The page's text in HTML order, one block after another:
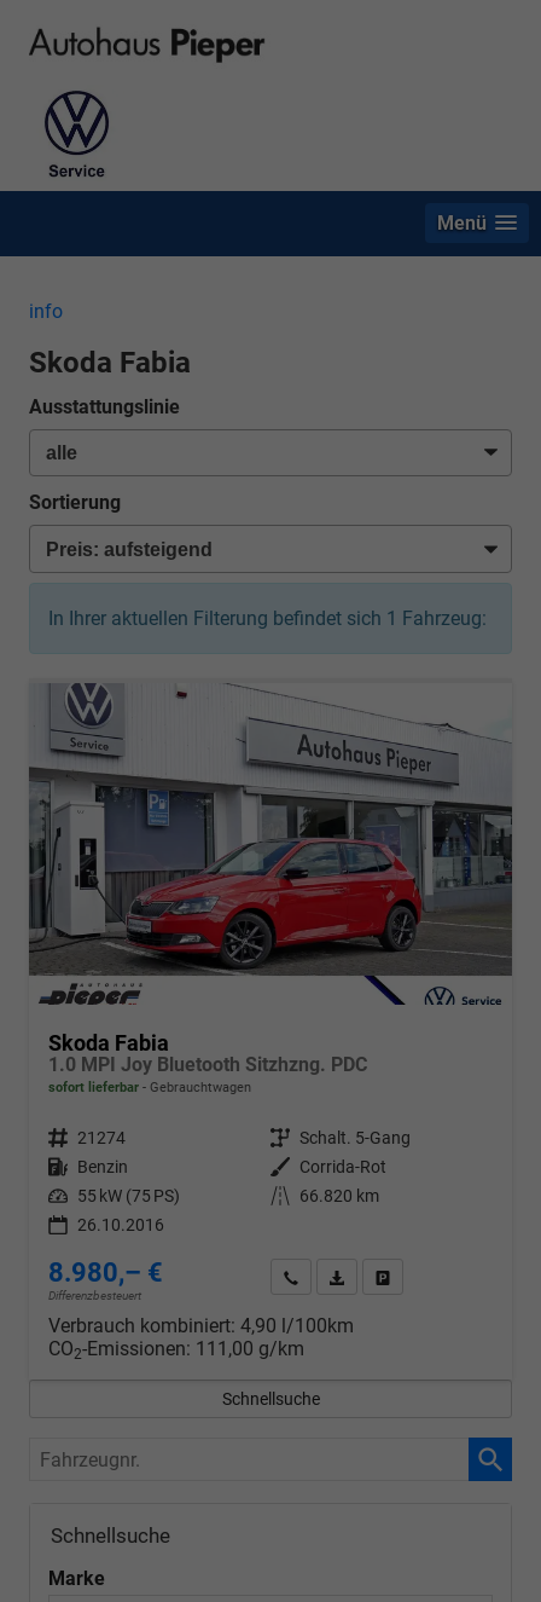
Menü
info
Skoda Fabia
Ausstattungslinie
Sortierung
In Ihrer aktuellen Filterung befindet sich 1 Fahrzeug:
Skoda Fabia
1.0 MPI Joy Bluetooth Sitzhzng. PDC
sofort lieferbar Gebrauchtwagen
Fahrzeugnr. 21274 Getriebe Schalt. 5-Gang
Kraftstoff Benzin Außenfarbe
Corrida-Rot
Leistung 55 kW (75 PS) Kilometerstand
66.820 km
26.10.2016
8.980,– €
Differenzbesteuert
Wir rufen Sie anPDF-Datei, Fahrzeugexposé
Verbrauch kombiniert: 4,90 l/100km
CO2-Emissionen: 111,00 g/km
Schnellsuche
Fahrzeugnr.
Schnellsuche
Marke